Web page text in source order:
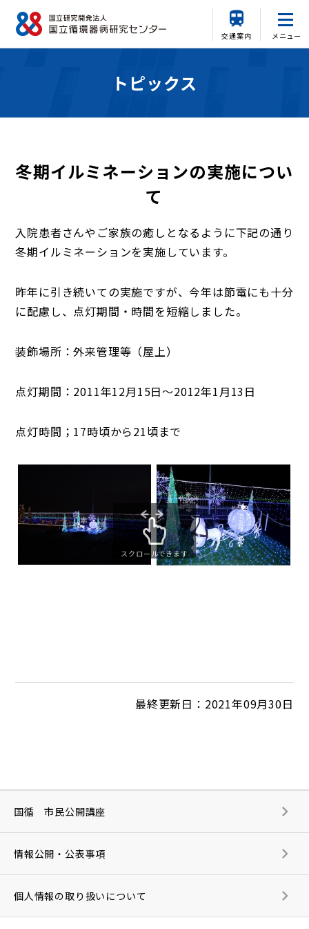
交通案内 メニュー
トピックス
冬期イルミネーションの実施につい
て
入院患者さんやご家族の癒しとなるように下記の通り
冬期イルミネーションを実施しています。
昨年に引き続いての実施ですが、今年は節電にも十分
に配慮し、点灯期間・時間を短縮しました。
装飾場所：外来管理等（屋上）
点灯期間：2011年12月15日〜2012年1月13日
点灯時間；17時頃から21頃まで
スクロールできます
最終更新日：2021年09月30日
国循 市民公開講座
情報公開・公表事項
個人情報の取り扱いについて